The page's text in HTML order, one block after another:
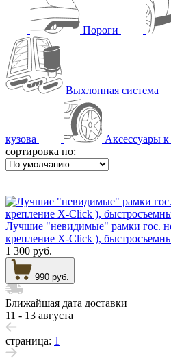
Пороги
Выхлопная система
кузова
Аксессуары к
сортировка по:
Лучшие "невидимые" рамки гос.
крепление X-Click ),
1 300 руб.
990 руб.
Ближайшая дата доставки
11 - 13 августа
страница: 1